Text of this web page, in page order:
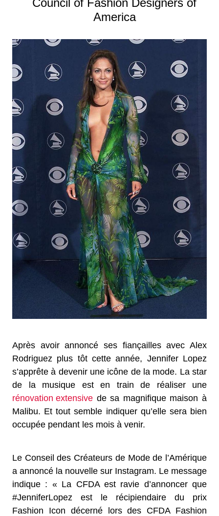
Council of Fashion Designers of
America
Après avoir annoncé ses fiançailles avec Alex
Rodriguez plus tôt cette année, Jennifer Lopez
s’apprête à devenir une icône de la mode. La star
de la musique est en train de réaliser une
rénovation extensive de sa magnifique maison à
Malibu. Et tout semble indiquer qu’elle sera bien
occupée pendant les mois à venir.
Le Conseil des Créateurs de Mode de l’Amérique
a annoncé la nouvelle sur Instagram. Le message
indique : « La CFDA est ravie d’annoncer que
#JenniferLopez est le récipiendaire du prix
Fashion Icon décerné lors des CFDA Fashion